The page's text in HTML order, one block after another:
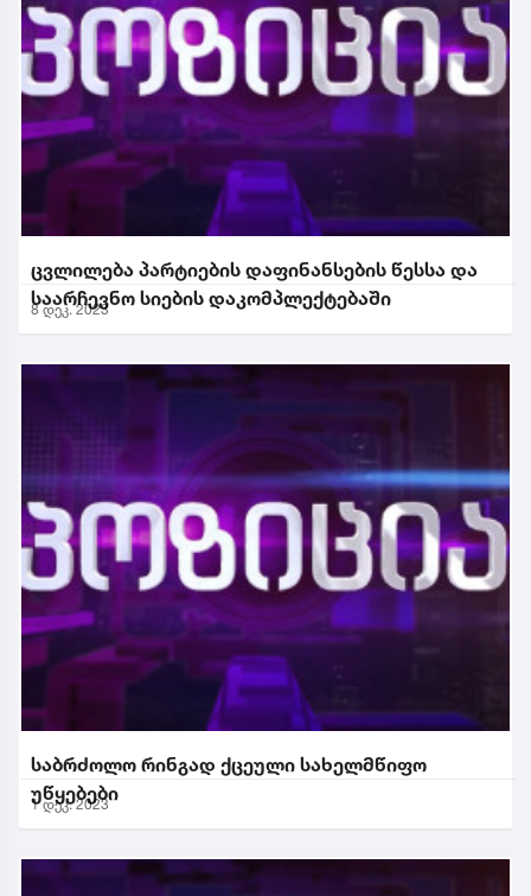
ცვლილება პარტიების დაფინანსების წესსა და
საარჩევნო სიების დაკომპლექტებაში
8 დეკ. 2023
საბრძოლო რინგად ქცეული სახელმწიფო
უწყებები
1 დეკ. 2023